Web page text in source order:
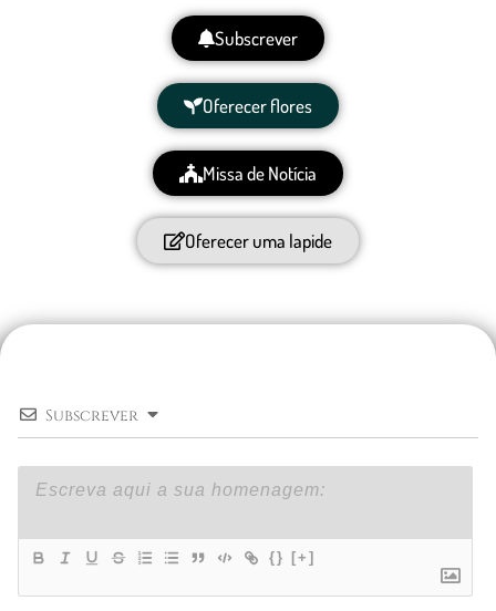
Subscrever
Oferecer flores
Missa de Notícia
Oferecer uma lapide
Subscrever
{} [+]